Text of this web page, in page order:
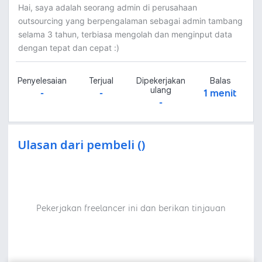
Hai, saya adalah seorang admin di perusahaan
outsourcing yang berpengalaman sebagai admin tambang
selama 3 tahun, terbiasa mengolah dan menginput data
dengan tepat dan cepat :)
Penyelesaian
-
Terjual
-
Dipekerjakan
ulang
-
Balas
1 menit
Ulasan dari pembeli ()
Pekerjakan freelancer ini dan berikan tinjauan